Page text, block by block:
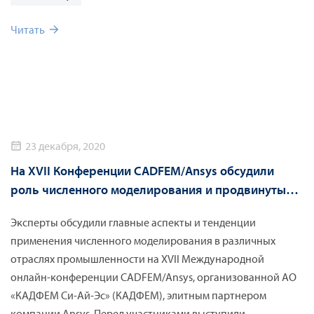
Читать
23 декабря, 2020
На XVII Конференции CADFEM/Ansys обсудили
роль численного моделирования и продвинутых
промышленных отраслях
Эксперты обсудили главные аспекты и тенденции
применения численного моделирования в различных
отраслях промышленности на XVII Международной
онлайн-конференции CADFEM/Ansys, организованной АО
«КАДФЕМ Си-Ай-Эс» (КАДФЕМ), элитным партнером